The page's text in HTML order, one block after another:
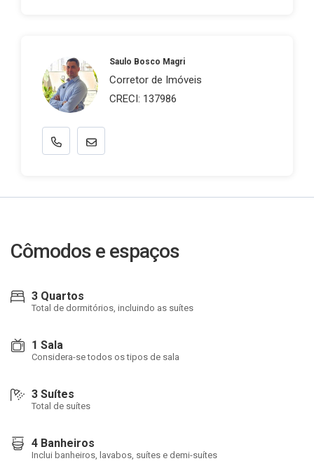
Saulo Bosco Magri
Corretor de Imóveis
CRECI: 137986
Cômodos e espaços
3 Quartos
Total de dormitórios, incluindo as suítes
1 Sala
Considera-se todos os tipos de sala
3 Suítes
Total de suítes
4 Banheiros
Inclui banheiros, lavabos, suítes e demi-suítes